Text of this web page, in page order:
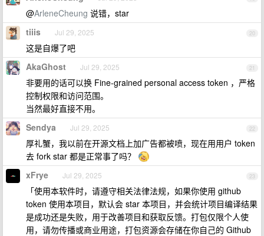
@ArleneCheung 说错，star
20
tiiis Jul 29, 2025
这是自爆了吧
21
AkaGhost Jul 29, 2025
非要用的话可以换 Fine-grained personal access token ，严格
控制权限和访问范围。
当然最好直接不用。
22
Sendya Jul 29, 2025
厚礼蟹，我以前在开源文档上加广告都被喷，现在用用户 token
去 fork star 都是正常事了吗？
23
xFrye Jul 29, 2025
「使用本软件时，请遵守相关法律法规，如果你使用 github
token 使用本项目，默认会 star 本项目，并会统计项目编译结果
是成功还是失败，用于改善项目和获取反馈。打包仅限个人使
用，请勿传播或商业用途，打包资源会存储在你自己的 Github